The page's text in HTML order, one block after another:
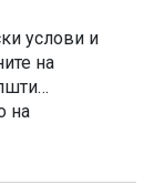
услови и
на
на